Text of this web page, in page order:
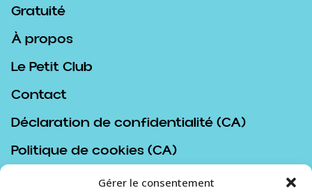
Gérer le consentement
Gratuité
À propos
Le Petit Club
Contact
Déclaration de confidentialité (CA)
Politique de cookies (CA)
Politique d’achat